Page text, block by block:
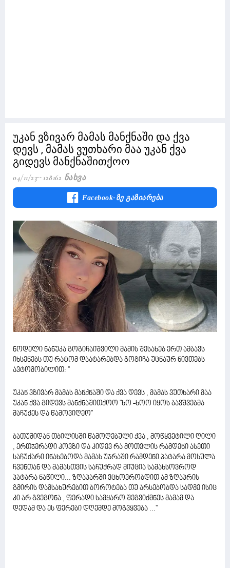
უკან ვზივარ მამას მანქნაში და ქვა
დევს , მამას ვუთხარი მაა უკან ქვა
გიდევს მანქნაშითქოო
04/11/23 128162 Ნახვა
Facebook-Ზე Გაზიარება
ნოდელი ნანუკა გოგიჩაიშვილი მამის შესახებ ერთ ამბავს
იხსენებს თუ რატომ დაატარებდა გოგიჩა უცნაურ ნივთებს
ავტომობილით: ''
უკან ვზივარ მამას მანქნაში და ქვა დევს , მამას ვუთხარი მაა
უკან ქვა გიდევს მანქნაშითქოო "ხო -ხოო იყოს ბავშვებმა
მაჩუქეს და წამოვიღეო"
ბათუმიდან თბილისში წამოღებული ქვა , მოწყვეტილი ღილი
, ერთჯერადი კოვზი და კიდევ რა მოთვლის რამდენი ასეთი
საჩუქარი ინახებოდა მამას უჯრაში რამდენი პატარა მოსულა
ჩვენთან და მამასთვის საჩუქრად მიუცია სამახსოვროდ
პატარა ნაწილი... ზღაპარში ვცხოვრობდით ამ ზღაპრის
გმირის დამსახურებით ბოროტება თუ არსებობდა სადმე ისიც
კი არ გვეგონა , ფერადი სამყარო შეგვიქმნეს მამამ და
დედამ და ეს ფერები დღემდე მოგვყვება ...''